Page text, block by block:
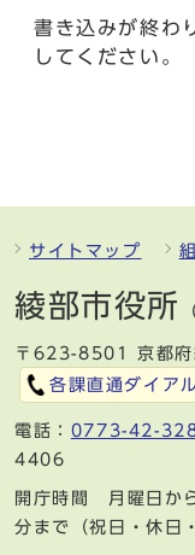
書き込みが終わ
してください。
サイトマップ
綾部市役所
〒623-8501 京都府
各課直通ダイア
電話： 0773-42-
4406
開庁時間 月曜日か
分まで（祝日・休日